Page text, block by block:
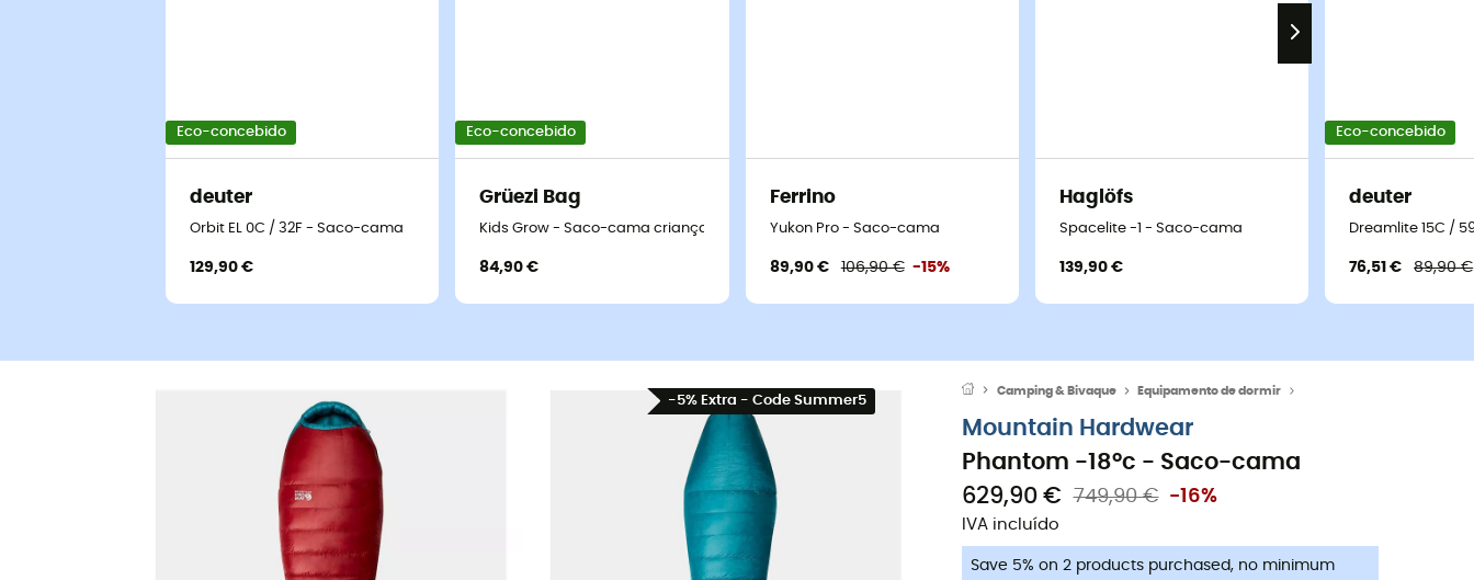
Eco-concebido
deuter
Orbit EL 0C / 32F - Saco-cama
129,90 €
Eco-concebido
Grüezi Bag
Kids Grow - Saco-cama criança
84,90 €
Ferrino
Yukon Pro - Saco-cama
89,90 € 106,90 € -15%
Haglöfs
Spacelite -1 - Saco-cama
139,90 €
Eco-concebido
deuter
Dreamlite 15C /
76,51 € 89,90 €
-5% Extra - Code Summer5
Camping & Bivaque Equipamento de dormir
Mountain Hardwear
Phantom -18°c - Saco-cama
629,90 €
749,90 € -16%
IVA incluído
Save 5% on 2 products purchased, no minimum